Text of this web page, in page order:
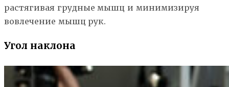
растягивая грудные мышц и минимизируя
вовлечение мышц рук.
Угол наклона